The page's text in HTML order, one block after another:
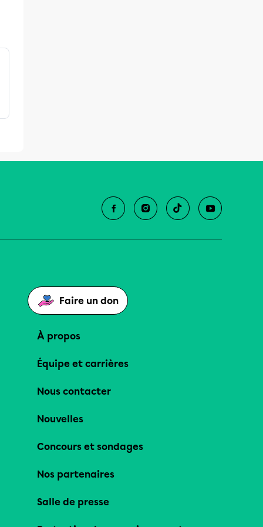
Faire un don
À propos
Équipe et carrières
Nous contacter
Nouvelles
Concours et sondages
Nos partenaires
Salle de presse